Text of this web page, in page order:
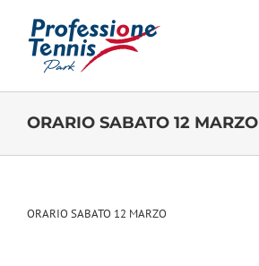
contenuto
ORARIO SABATO 12 MARZO
ORARIO SABATO 12 MARZO